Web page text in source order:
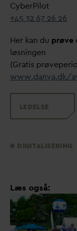
CyberPilot
+45 32 67 26 26
Her kan du prøve
løsningen
(Gratis
www.danva.dk/
LEDELSE
DIGITALISERING
Læs også: